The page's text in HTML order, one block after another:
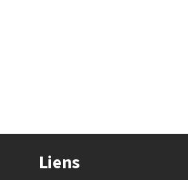
Liens